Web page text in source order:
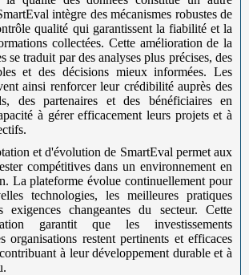
intègre des mécanismes robustes de
qualité qui garantissent la fiabilité et la
collectées. Cette amélioration de la
se traduit par des analyses plus précises, des
et des décisions mieux informées. Les
ainsi renforcer leur crédibilité auprès des
des partenaires et des bénéficiaires en
à gérer efficacement leurs projets et à
et d'évolution de SmartEval permet aux
compétitives dans un environnement en
La plateforme évolue continuellement pour
technologies, les meilleures pratiques
exigences changeantes du secteur. Cette
garantit que les investissements
organisations restent pertinents et efficaces
à leur développement durable et à